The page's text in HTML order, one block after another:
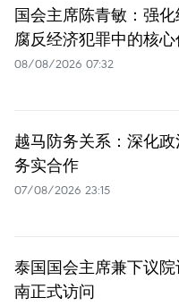
国会主席陈青敏：强
腐反经济犯罪中的核心
08/08/2026 07:32
越马防务关系：深化
务实合作
07/08/2026 23:15
泰国国会主席兼下议
南正式访问